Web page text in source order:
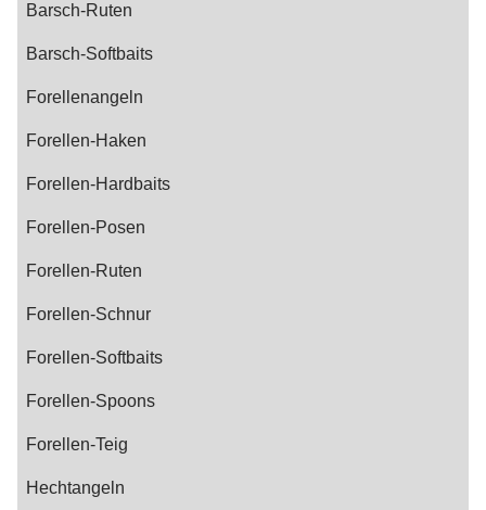
Barsch-Ruten
Barsch-Softbaits
Forellenangeln
Forellen-Haken
Forellen-Hardbaits
Forellen-Posen
Forellen-Ruten
Forellen-Schnur
Forellen-Softbaits
Forellen-Spoons
Forellen-Teig
Hechtangeln